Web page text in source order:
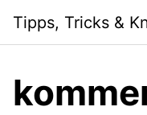
content
Tipps, Tricks &